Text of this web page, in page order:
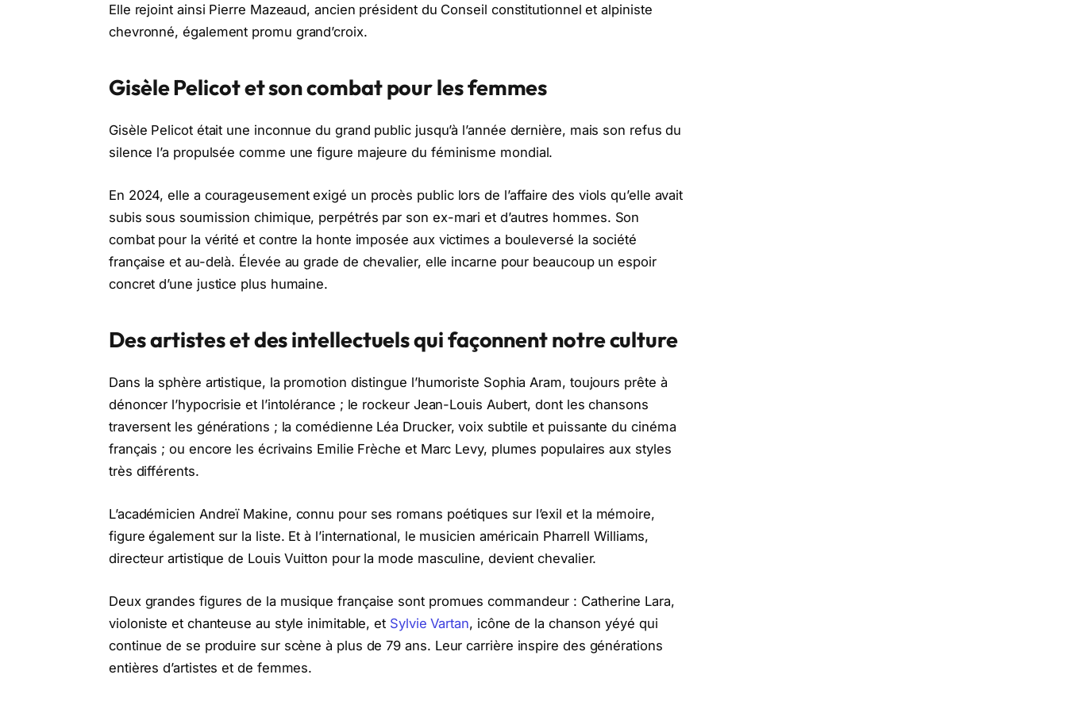
Elle rejoint ainsi Pierre Mazeaud, ancien président du Conseil constitutionnel et alpiniste
chevronné, également promu grand’croix.
Gisèle Pelicot et son combat pour les femmes
Gisèle Pelicot était une inconnue du grand public jusqu’à l’année dernière, mais son refus du
silence l’a propulsée comme une figure majeure du féminisme mondial.
En 2024, elle a courageusement exigé un procès public lors de l’affaire des viols qu’elle avait
subis sous soumission chimique, perpétrés par son ex-mari et d’autres hommes. Son
combat pour la vérité et contre la honte imposée aux victimes a bouleversé la société
française et au-delà. Élevée au grade de chevalier, elle incarne pour beaucoup un espoir
concret d’une justice plus humaine.
Des artistes et des intellectuels qui façonnent notre culture
Dans la sphère artistique, la promotion distingue l’humoriste Sophia Aram, toujours prête à
dénoncer l’hypocrisie et l’intolérance ; le rockeur Jean-Louis Aubert, dont les chansons
traversent les générations ; la comédienne Léa Drucker, voix subtile et puissante du cinéma
français ; ou encore les écrivains Emilie Frèche et Marc Levy, plumes populaires aux styles
très différents.
L’académicien Andreï Makine, connu pour ses romans poétiques sur l’exil et la mémoire,
figure également sur la liste. Et à l’international, le musicien américain Pharrell Williams,
directeur artistique de Louis Vuitton pour la mode masculine, devient chevalier.
Deux grandes figures de la musique française sont promues commandeur : Catherine Lara,
violoniste et chanteuse au style inimitable, et Sylvie Vartan, icône de la chanson yéyé qui
continue de se produire sur scène à plus de 79 ans. Leur carrière inspire des générations
entières d’artistes et de femmes.